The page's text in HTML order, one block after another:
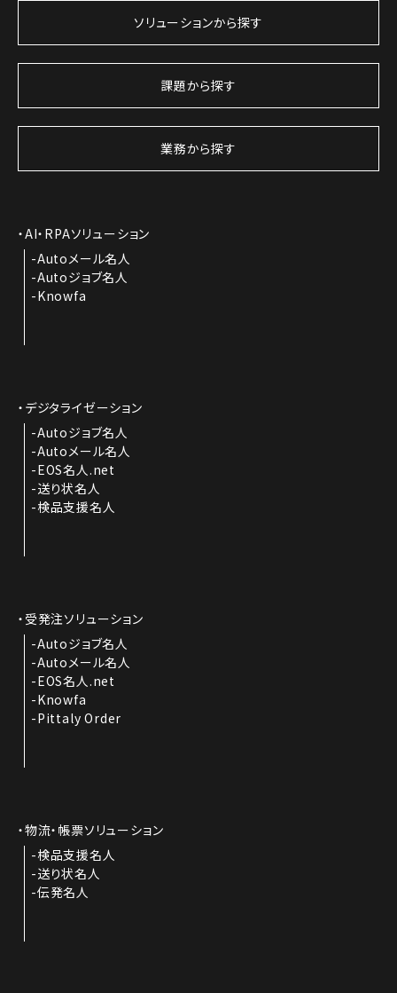
ソリューションから探す
課題から探す
業務から探す
AI・RPAソリューション
Autoメール名人
Autoジョブ名人
Knowfa
デジタライゼーション
Autoジョブ名人
Autoメール名人
EOS名人.net
送り状名人
検品支援名人
受発注ソリューション
Autoジョブ名人
Autoメール名人
EOS名人.net
Knowfa
Pittaly Order
物流・帳票ソリューション
検品支援名人
送り状名人
伝発名人